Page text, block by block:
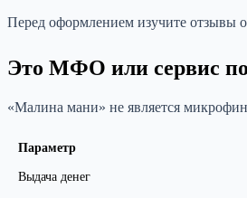
Перед оформлением изучите отзывы
Это МФО или сервис
«Малина мани» не является
Параметр
Выдача денег